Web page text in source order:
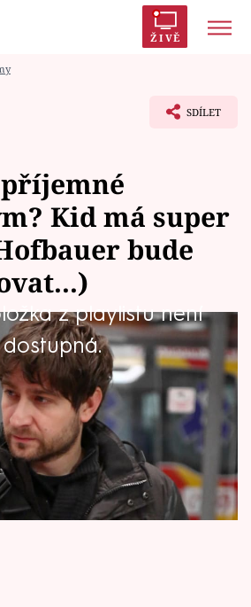
ŽIVĚ
Karlovy Vary
SDÍLET
Kid má super
bude
z playlistu není
dostupná.
zapomenutý kraj plný
jedinců. Jedním z nich je
sídliště, který si tak oblíbil